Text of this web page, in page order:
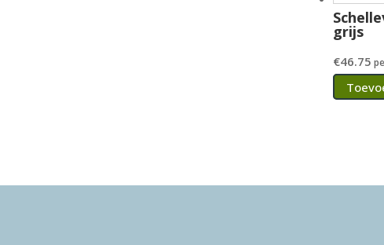
grijs
€46.75